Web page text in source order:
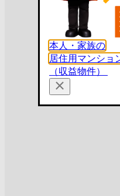
本人・家族の
居住用マンショ
（収益物件）